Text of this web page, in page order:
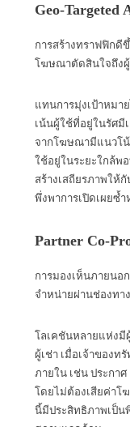
Geo-Targeted
การสร้างทราฟฟิกดี
โฆษณาตัดสินใจถึงผู้
แทนการมุ่งเป้าหมา
เน้นผู้ใช้ที่อยู่ในรัศมี
จากโฆษณามีแนวโน้
ใช้อยู่ในระยะใกล้พ
สร้างเสถียรภาพให้
พึ่งพาการเปิดเผยซ้
Partner Co-
การมองเห็นภายนอ
จำหน่ายผ่านช่องทา
โลเคชันหลายแห่งมี
ผู้เช่า เมื่อเจ้าของท
ภายใน เช่น ประกา
โดยไม่ต้องเสียค่าโ
นี้มีประสิทธิภาพเป็น